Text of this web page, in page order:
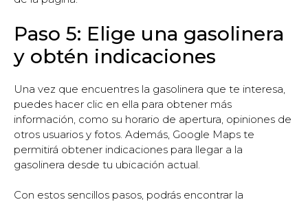
Paso 5: Elige una gasolinera
y obtén indicaciones
Una vez que encuentres la gasolinera que te interesa,
puedes hacer clic en ella para obtener más
información, como su horario de apertura, opiniones de
otros usuarios y fotos. Además, Google Maps te
permitirá obtener indicaciones para llegar a la
gasolinera desde tu ubicación actual.
Con estos sencillos pasos, podrás encontrar la